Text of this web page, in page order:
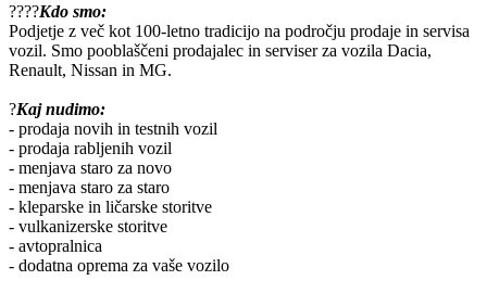
?‍?‍?‍?Kdo smo:
Podjetje z več kot 100-letno tradicijo na področju prodaje in servisa
vozil. Smo pooblaščeni prodajalec in serviser za vozila Dacia,
Renault, Nissan in MG.
?Kaj nudimo:
- prodaja novih in testnih vozil
- prodaja rabljenih vozil
- menjava staro za novo
- menjava staro za staro
- kleparske in ličarske storitve
- vulkanizerske storitve
- avtopralnica
- dodatna oprema za vaše vozilo